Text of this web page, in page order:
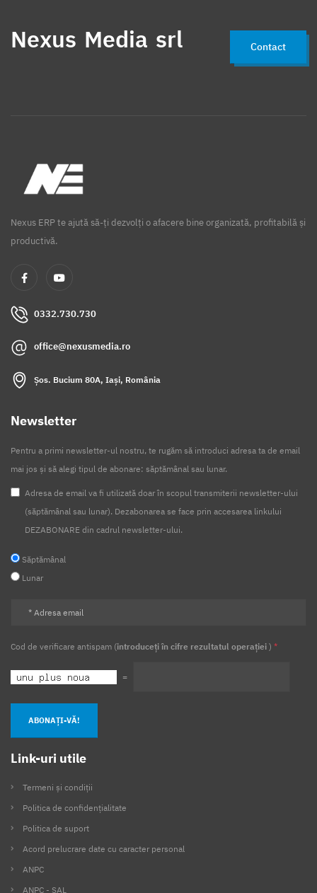
Nexus Media srl Contact
Nexus ERP te ajută să-ți dezvolți o afacere bine organizată, profitabilă și
productivă.
0332.730.730
office@nexusmedia.ro
Șos. Bucium 80A, Iași, România
Newsletter
Pentru a primi newsletter-ul nostru, te rugăm să introduci adresa ta de email
mai jos și să alegi tipul de abonare: săptămânal sau lunar.
Adresa de email va fi utilizată doar în scopul transmiterii newsletter-ului
(săptămânal sau lunar). Dezabonarea se face prin accesarea linkului
DEZABONARE din cadrul newsletter-ului.
Săptămânal
Lunar
Cod de verificare antispam (introduceți în cifre rezultatul operației ) *
=
ABONAȚI-VĂ!
Link-uri utile
Termeni și condiții
Politica de confidențialitate
Politica de suport
Acord prelucrare date cu caracter personal
ANPC
ANPC - SAL